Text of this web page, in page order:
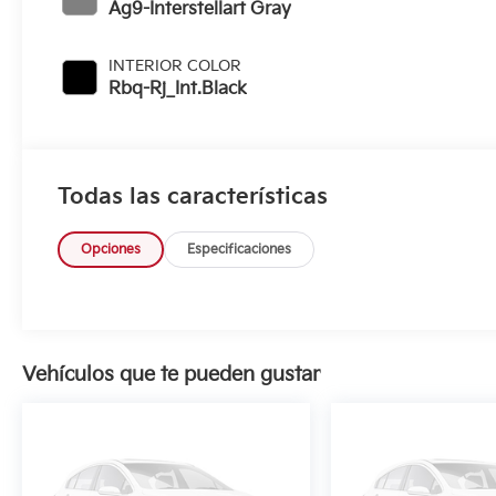
Ag9-Interstellart Gray
INTERIOR COLOR
Rbq-Rj_Int.Black
Todas las características
Opciones Especificaciones
Vehículos que te pueden gustar